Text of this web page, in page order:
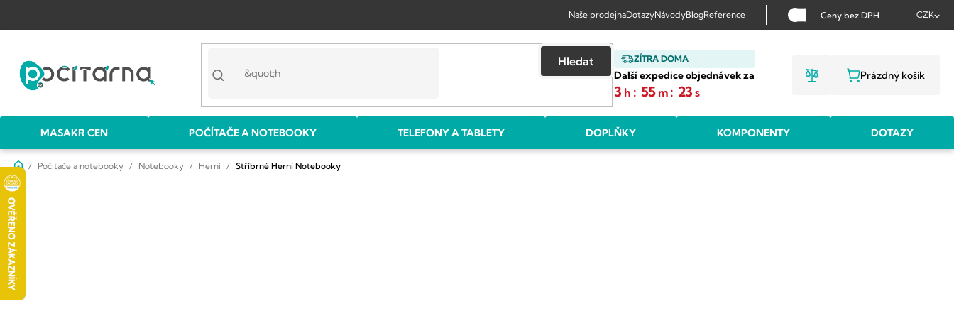
obsah
Naše prodejnaDotazyNávodyBlogReference Ceny bez DPH CZK
ZÍTRA DOMA
Další expedice objednávek za
3 h : 55 m : 22 s
Hledat
NÁKUPNÍ
Prázdný košík
MASAKR CEN POČÍTAČE A NOTEBOOKY TELEFONY A TABLETY DOPLŇKY KOMPONENTY DOTAZY
DomůPočítače a notebooky Notebooky Herní Stříbrné Herní Notebooky
P
o
s
t
r
a